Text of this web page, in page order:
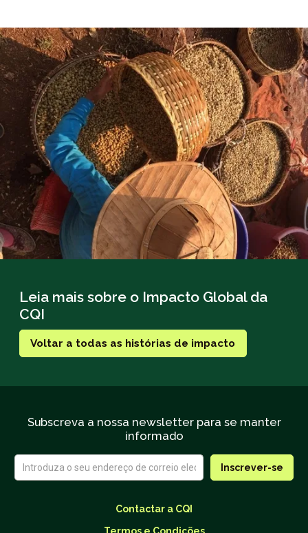
Leia mais sobre o Impacto Global da
CQI
Voltar a todas as histórias de impacto
Subscreva a nossa newsletter para se manter
informado
Contactar a CQI